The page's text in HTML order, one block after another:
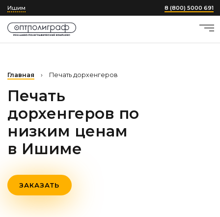
Ишим 8 (800) 5000 691
Главная › Печать дорхенгеров
Печать
дорхенгеров по
низким ценам
в Ишиме
ЗАКАЗАТЬ